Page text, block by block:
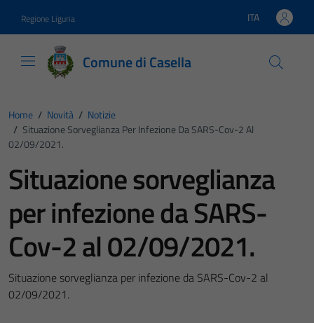
Regione Liguria Lingua attiva:
ITA
Comune di Casella
Home / Novità / Notizie
/ Situazione Sorveglianza Per Infezione Da SARS-Cov-2 Al
02/09/2021.
Situazione sorveglianza
per infezione da SARS-
Cov-2 al 02/09/2021.
Situazione sorveglianza per infezione da SARS-Cov-2 al
02/09/2021.